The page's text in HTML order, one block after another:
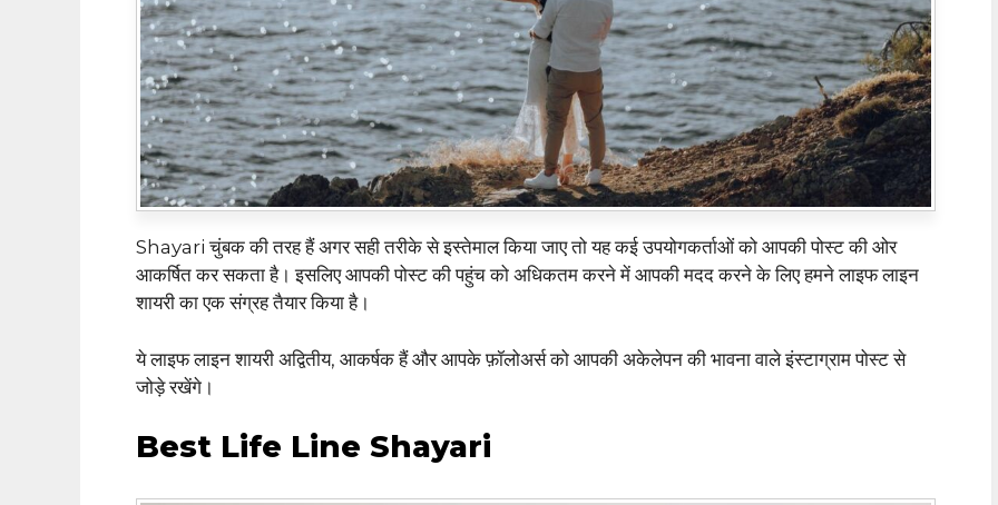
Shayari चुंबक की तरह हैं अगर सही तरीके से इस्तेमाल किया जाए तो यह कई उपयोगकर्ताओं को आपकी पोस्ट की ओर
आकर्षित कर सकता है। इसलिए आपकी पोस्ट की पहुंच को अधिकतम करने में आपकी मदद करने के लिए हमने लाइफ लाइन
शायरी का एक संग्रह तैयार किया है।
ये लाइफ लाइन शायरी अद्वितीय, आकर्षक हैं और आपके फ़ॉलोअर्स को आपकी अकेलेपन की भावना वाले इंस्टाग्राम पोस्ट से
जोड़े रखेंगे।
Best Life Line Shayari